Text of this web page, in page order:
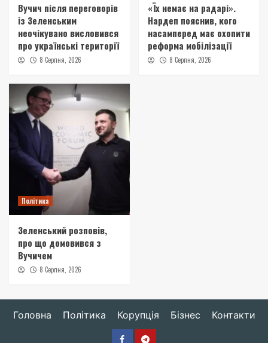
Вучич після переговорів
із Зеленським
неочікувано висловився
про українські території
8 Серпня, 2026
«Їх немає на радарі».
Нардеп пояснив, кого
насамперед має охопити
реформа мобілізації
8 Серпня, 2026
Політика
Зеленський розповів,
про що домовився з
Вучичем
8 Серпня, 2026
Головна Політика Корупція Бізнес Контакти